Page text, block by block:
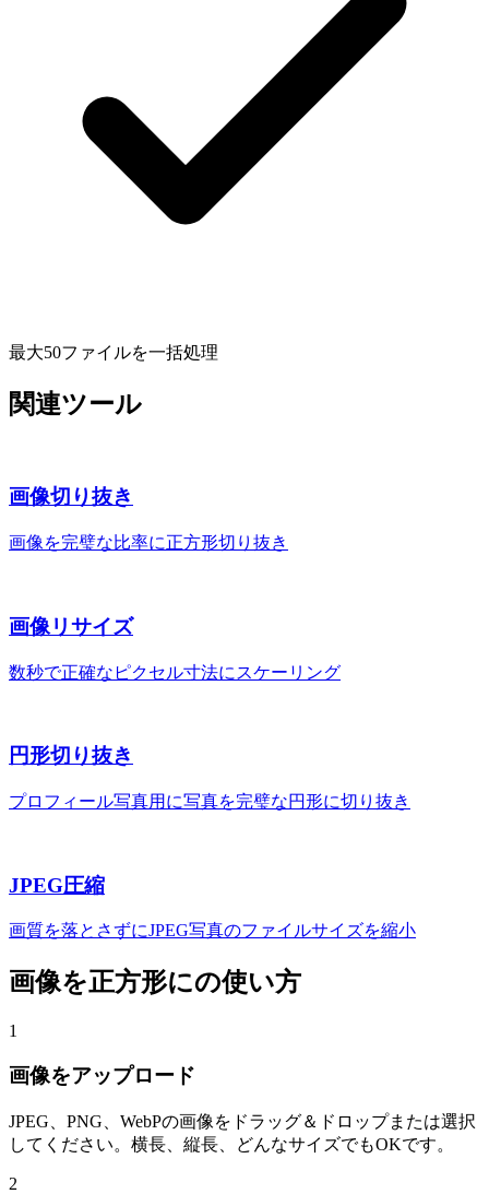
最大50ファイルを一括処理
関連ツール
画像切り抜き
画像を完璧な比率に正方形切り抜き
画像リサイズ
数秒で正確なピクセル寸法にスケーリング
円形切り抜き
プロフィール写真用に写真を完璧な円形に切り抜き
JPEG圧縮
画質を落とさずにJPEG写真のファイルサイズを縮小
画像を正方形にの使い方
1
画像をアップロード
JPEG、PNG、WebPの画像をドラッグ＆ドロップまたは選択
してください。横長、縦長、どんなサイズでもOKです。
2